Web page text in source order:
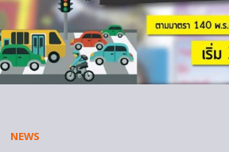
NEWS